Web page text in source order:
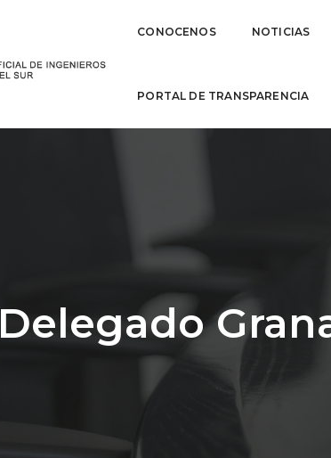
CONOCENOS NOTICIAS
PORTAL DE TRANSPARENCIA
Delegado